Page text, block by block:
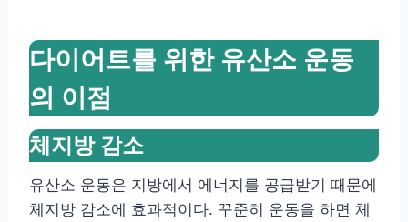
다이어트를 위한 유산소 운동
의 이점
체지방 감소
유산소 운동은 지방에서 에너지를 공급받기 때문에
체지방 감소에 효과적이다. 꾸준히 운동을 하면 체